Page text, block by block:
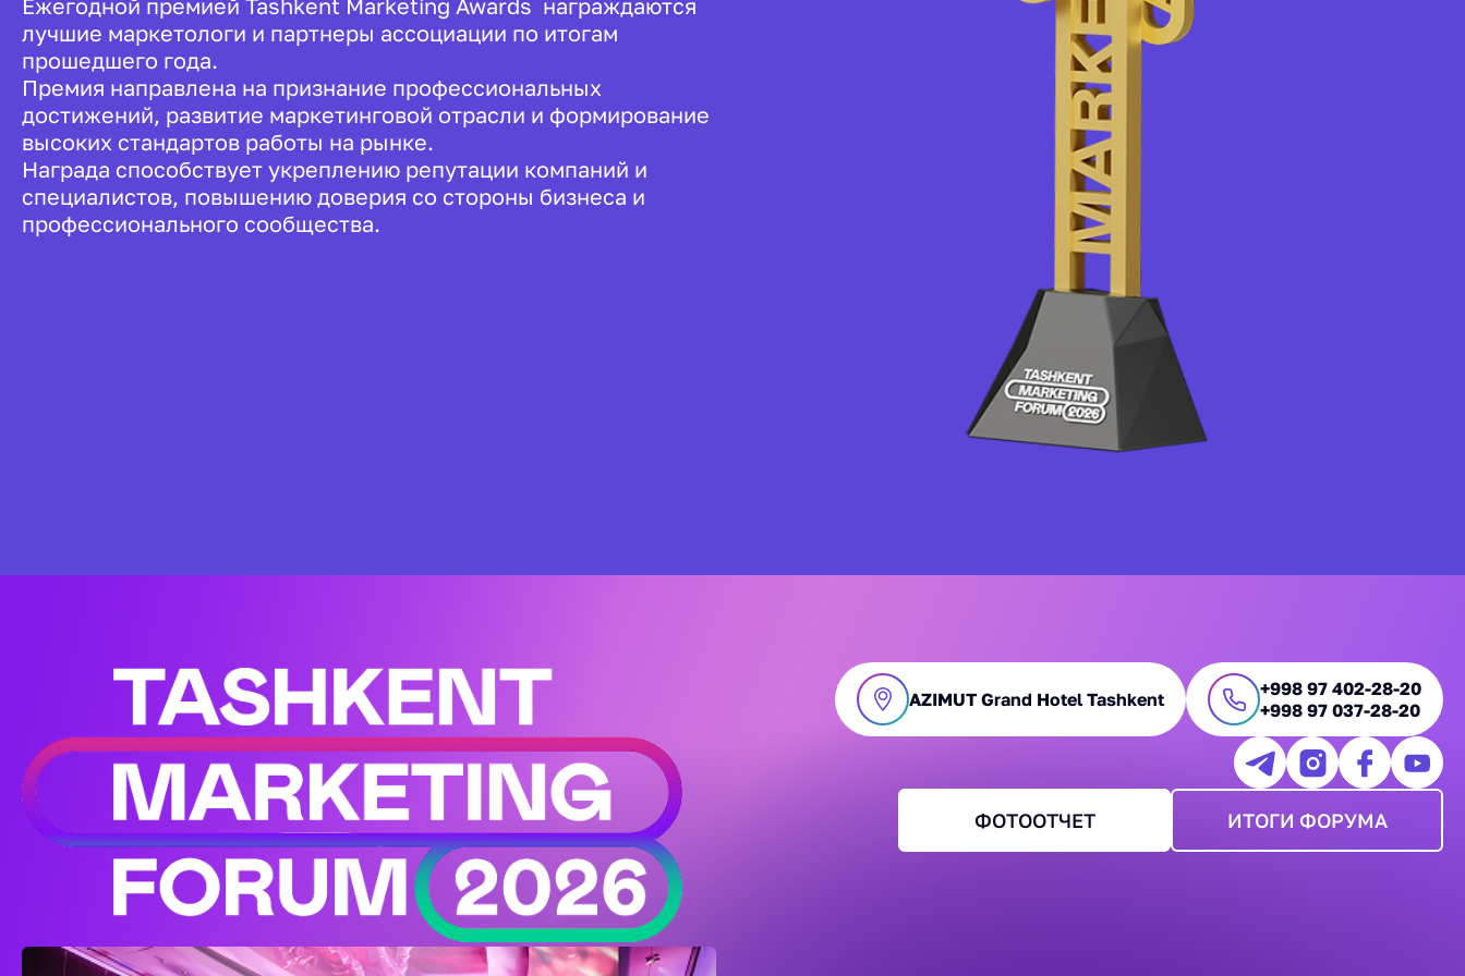
Ежегодной премией Tashkent Marketing Awards награждаются
лучшие маркетологи и партнеры ассоциации по итогам
прошедшего года.
Премия направлена на признание профессиональных
достижений, развитие маркетинговой отрасли и формирование
высоких стандартов работы на рынке.
Награда способствует укреплению репутации компаний и
специалистов, повышению доверия со стороны бизнеса и
профессионального сообщества.
AZIMUT Grand Hotel Tashkent
+998 97 402-28-20
+998 97 037-28-20
ФОТООТЧЕТ ИТОГИ ФОРУМА